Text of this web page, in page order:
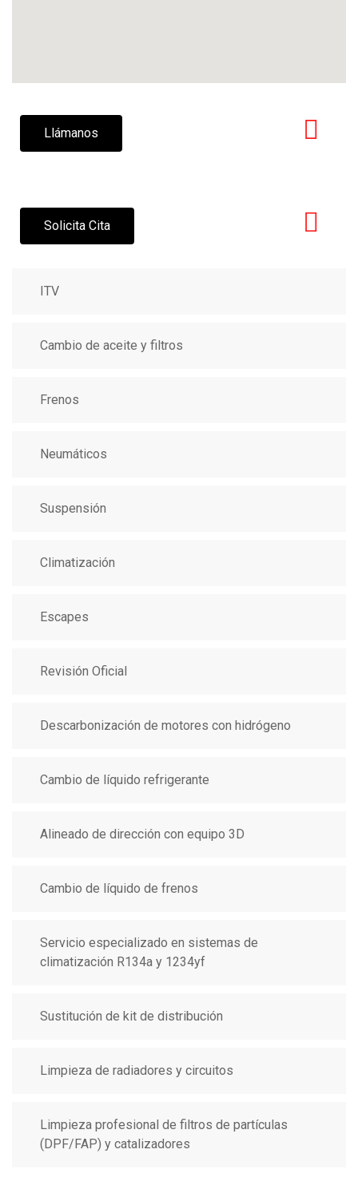
Llámanos
Solicita Cita
ITV
Cambio de aceite y filtros
Frenos
Neumáticos
Suspensión
Climatización
Escapes
Revisión Oficial
Descarbonización de motores con hidrógeno
Cambio de líquido refrigerante
Alineado de dirección con equipo 3D
Cambio de líquido de frenos
Servicio especializado en sistemas de
climatización R134a y 1234yf
Sustitución de kit de distribución
Limpieza de radiadores y circuitos
Limpieza profesional de filtros de partículas
(DPF/FAP) y catalizadores